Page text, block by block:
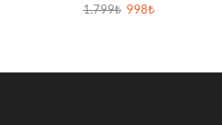
1.799₺ 998₺